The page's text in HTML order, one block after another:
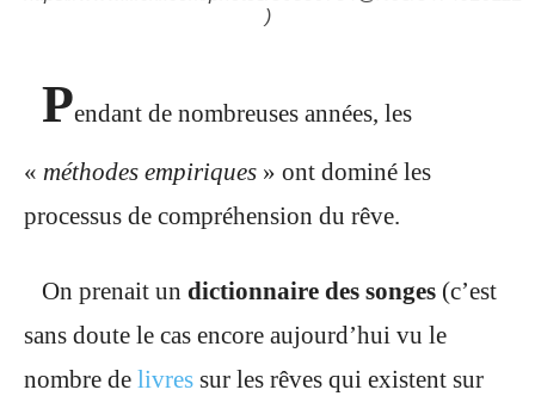
)
Pendant de nombreuses années, les
« méthodes empiriques » ont dominé les
processus de compréhension du rêve.
On prenait un dictionnaire des songes (c’est
sans doute le cas encore aujourd’hui vu le
nombre de livres sur les rêves qui existent sur